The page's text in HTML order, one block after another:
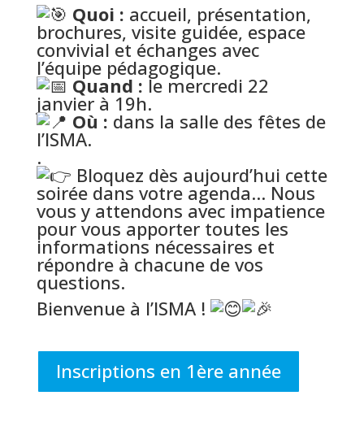
Quoi : accueil, présentation,
brochures, visite guidée, espace
convivial et échanges avec
l’équipe pédagogique.
Quand : le mercredi 22
janvier à 19h.
Où : dans la salle des fêtes de
l’ISMA.
.
Bloquez dès aujourd’hui cette
soirée dans votre agenda… Nous
vous y attendons avec impatience
pour vous apporter toutes les
informations nécessaires et
répondre à chacune de vos
questions.
Bienvenue à l’ISMA !
Inscriptions en 1ère année